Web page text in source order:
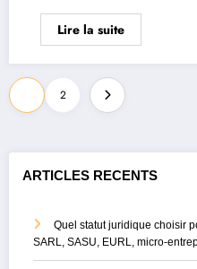
Lire la suite
Pagination
des
publications
2
ARTICLES RECENTS
Quel statut juridique choisir
SARL, SASU, EURL, micro-